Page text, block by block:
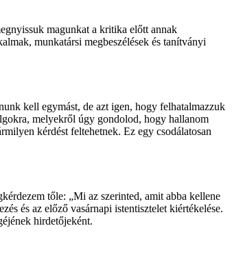
magunkat a kritika előtt annak
munkatársi megbeszélések és tanítványi
kell egymást, de azt igen, hogy felhatalmazzuk
melyekről úgy gondolod, hogy hallanom
kérdést feltehetnek. Ez egy csodálatosan
tőle: „Mi az szerinted, amit abba kellene
és az előző vasárnapi istentisztelet kiértékelése.
hirdetőjeként.